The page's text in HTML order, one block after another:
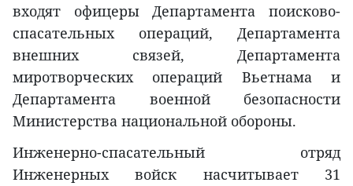
входят офицеры Департамента поисково-
спасательных операций, Департамента
внешних связей, Департамента
миротворческих операций Вьетнама и
Департамента военной безопасности
Министерства национальной обороны.
Инженерно-спасательный отряд
Инженерных войск насчитывает 31